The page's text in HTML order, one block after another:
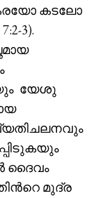
കടലോ
3).
യേശു
ദൈവം
മുദ്ര